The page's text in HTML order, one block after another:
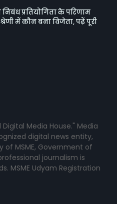
प्रतियोगिता के परिणाम
में कौन बना विजेता, पढ़ें पूरी
Media House." Media
digital news entity,
of MSME, Government of
journalism is
MSME Udyam Registration